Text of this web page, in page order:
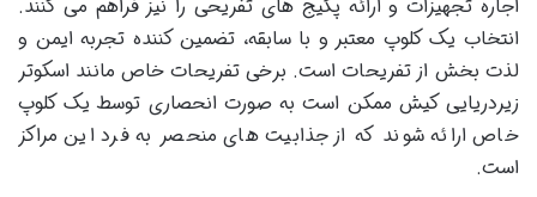
اجاره تجهیزات و ارائه پکیج های تفریحی را نیز فراهم می کنند.
انتخاب یک کلوپ معتبر و با سابقه، تضمین کننده تجربه ایمن و
لذت بخش از تفریحات است. برخی تفریحات خاص مانند اسکوتر
زیردریایی کیش ممکن است به صورت انحصاری توسط یک کلوپ
خاص ارائه شوند که از جذابیت های منحصر به فرد این مراکز
است.